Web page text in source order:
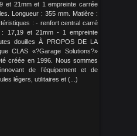
et 21mm et 1 empreinte carrée
Longueur : 355 mm. Matière :
: - renfort central carré
: 17,19 et 21mm - 1 empreinte
douilles À PROPOS DE LA
CLAS «?Garage Solutions?»
créée en 1996. Nous sommes
de l’équipement et de
légers, utilitaires et (...)